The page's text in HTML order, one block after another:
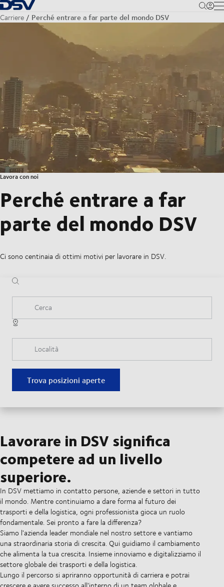
Torna alla pagina iniziale
Carriere Perché entrare a far parte del mondo DSV
Lavora con noi
Perché entrare a far
parte del mondo DSV
Ci sono centinaia di ottimi motivi per lavorare in DSV.
Cerca
Località
Trova posizioni aperte
Lavorare in DSV significa
competere ad un livello
superiore.
In DSV mettiamo in contatto persone, aziende e settori in tutto
il mondo. Mentre continuiamo a dare forma al futuro dei
trasporti e della logistica, ogni professionista gioca un ruolo
fondamentale. Sei pronto a fare la differenza?
Siamo l'azienda leader mondiale nel nostro settore e vantiamo
una straordinaria storia di crescita. Qui guidiamo il cambiamento
che alimenta la tua crescita. Insieme innoviamo e digitalizziamo il
settore globale dei trasporti e della logistica.
Lungo il percorso si apriranno opportunità di carriera e potrai